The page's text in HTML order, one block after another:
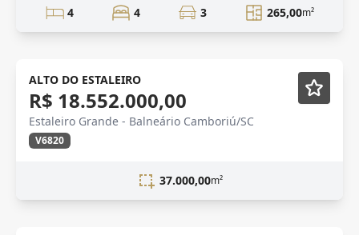
4 4 3 265,00m²
Novidade
ALTO DO ESTALEIRO
R$ 18.552.000,00
Estaleiro Grande - Balneário Camboriú/SC
V6820
37.000,00m²